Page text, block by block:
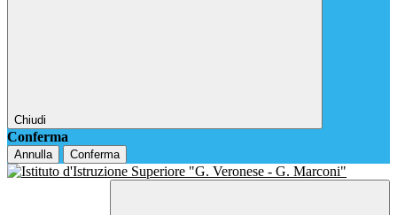
Chiudi
Conferma
Annulla Conferma